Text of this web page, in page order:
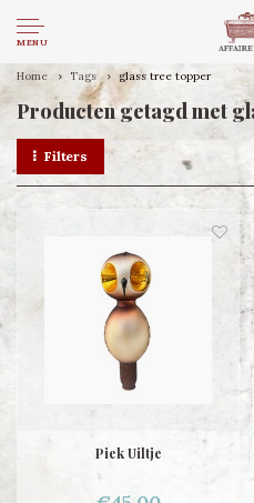
MENU
Home Tags glass tree topper
Producten getagd met
Filters
Piek Uiltje